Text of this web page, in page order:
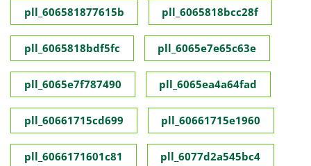
pll_606581877615b pll_6065818bcc28f
pll_6065818bdf5fc pll_6065e7e65c63e
pll_6065e7f787490 pll_6065ea4a64fad
pll_60661715cd699 pll_60661715e1960
pll_6066171601c81 pll_6077d2a545bc4